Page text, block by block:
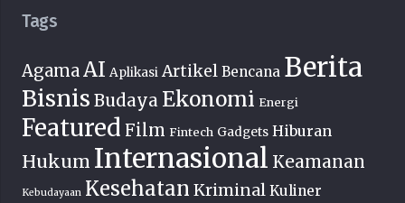
Tags
AgamaAI Aplikasi Artikel Bencana Berita
Bisnis Budaya Ekonomi Energi
Featured Film Fintech Gadgets Hiburan
Hukum Internasional Keamanan
Kebudayaan Kesehatan Kriminal Kuliner